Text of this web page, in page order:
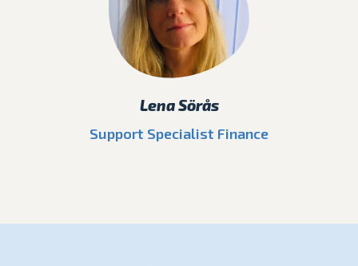
Lena Sörås
Support Specialist Finance